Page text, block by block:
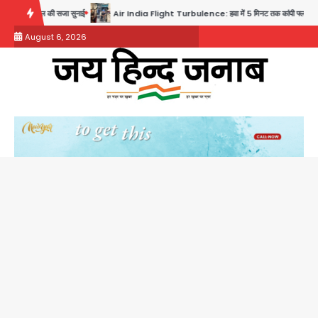
content
सजा सुनाई Air India Flight Turbulence: हवा में 5 मिनट तक कांपी फ्लाइट, क्रू मेंबर्स को रीढ़ की
August 6, 2026